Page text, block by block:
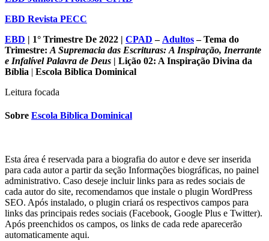
EBD Revista PECC
EBD | 1° Trimestre De 2022 | CPAD – Adultos– Tema do
Trimestre: A Supremacia das Escrituras: A Inspiração, Inerrante
e Infalível Palavra de Deus | Lição 02: A Inspiração Divina da
Bíblia | Escola Biblica Dominical
Leitura focada
Sobre Escola Biblica Dominical
Esta área é reservada para a biografia do autor e deve ser inserida
para cada autor a partir da seção Informações biográficas, no painel
administrativo. Caso deseje incluir links para as redes sociais de
cada autor do site, recomendamos que instale o plugin WordPress
SEO. Após instalado, o plugin criará os respectivos campos para
links das principais redes sociais (Facebook, Google Plus e Twitter).
Após preenchidos os campos, os links de cada rede aparecerão
automaticamente aqui.